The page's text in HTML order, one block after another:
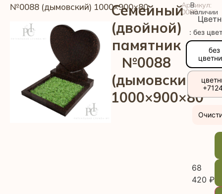
№0088 (дымовский) 1000×900×80Семейный
(двойной)
памятник
№0088
(дымовский)
1000×900×80
Артикул:
0088
В
наличии
: без
без
68
420₽